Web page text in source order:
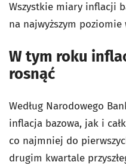
Wszystkie miary inflacji
na najwyższym
W tym roku
rosnąć
Według Narodowego
inflacja bazowa, jak i
co najmniej do
drugim kwartale